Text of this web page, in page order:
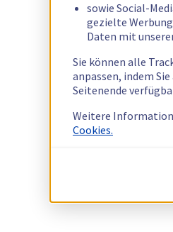
sowie Social-
gezielte
Daten mit
Sie können alle
anpassen, indem
Seitenende
Weitere
Cookies.